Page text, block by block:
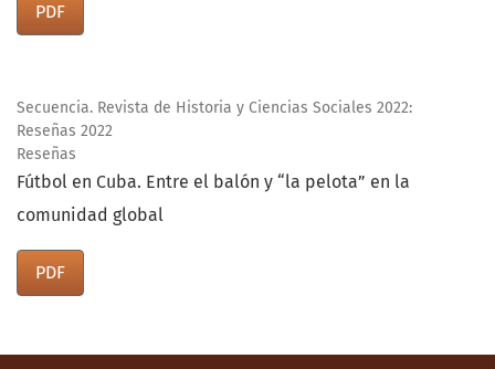
PDF
Secuencia. Revista de Historia y Ciencias Sociales 2022:
Reseñas 2022
Reseñas
Fútbol en Cuba. Entre el balón y “la pelota” en la
comunidad global
PDF